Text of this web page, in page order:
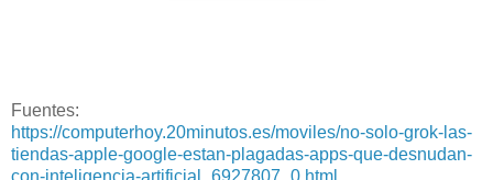
Fuentes:
https://computerhoy.20minutos.es/moviles/no-solo-grok-las-
tiendas-apple-google-estan-plagadas-apps-que-desnudan-